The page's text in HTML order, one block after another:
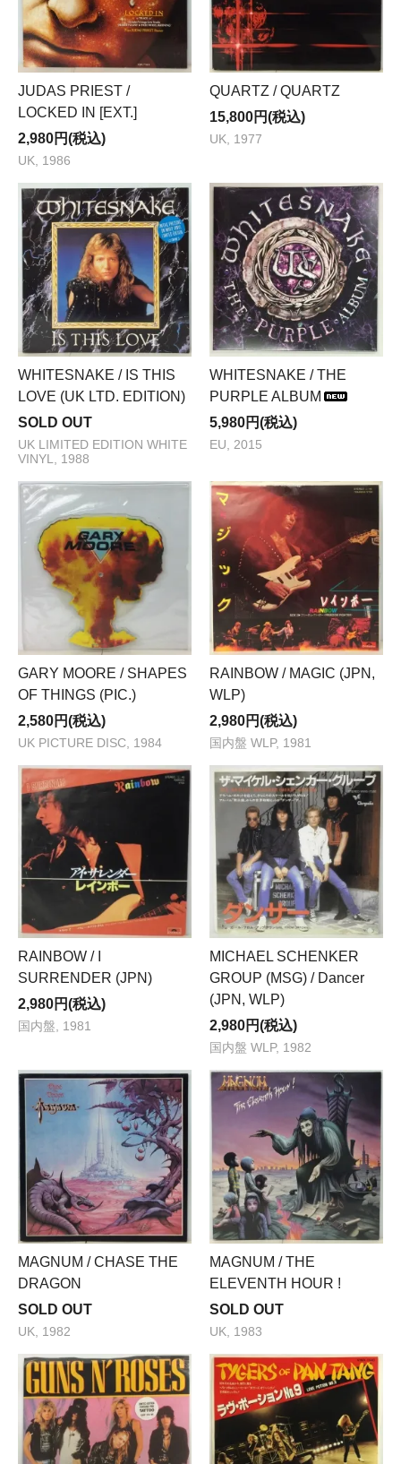
JUDAS PRIEST /
LOCKED IN [EXT.]
2,980円(税込)
UK, 1986
QUARTZ / QUARTZ
15,800円(税込)
UK, 1977
WHITESNAKE / IS THIS
LOVE (UK LTD. EDITION)
SOLD OUT
UK LIMITED EDITION WHITE
VINYL, 1988
WHITESNAKE / THE
PURPLE ALBUM
5,980円(税込)
EU, 2015
GARY MOORE / SHAPES
OF THINGS (PIC.)
2,580円(税込)
UK PICTURE DISC, 1984
RAINBOW / MAGIC (JPN,
WLP)
2,980円(税込)
国内盤 WLP, 1981
RAINBOW / I
SURRENDER (JPN)
2,980円(税込)
国内盤, 1981
MICHAEL SCHENKER
GROUP (MSG) / Dancer
(JPN, WLP)
2,980円(税込)
国内盤 WLP, 1982
MAGNUM / CHASE THE
DRAGON
SOLD OUT
UK, 1982
MAGNUM / THE
ELEVENTH HOUR !
SOLD OUT
UK, 1983